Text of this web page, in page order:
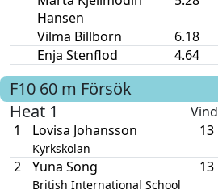
Hansen
Vilma Billborn 6.18
Enja Stenflod
4.64
F10 60 m Försök
Heat 1 Vind
1
Lovisa Johansson
Kyrkskolan
13
2 Yuna Song
British International School
13